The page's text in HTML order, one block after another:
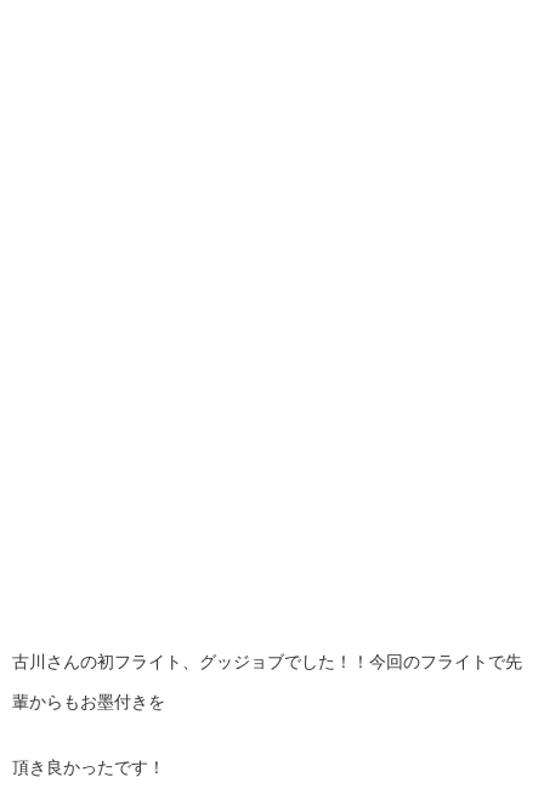
古川さんの初フライト、グッジョブでした！！今回のフライトで先
輩からもお墨付きを
頂き良かったです！